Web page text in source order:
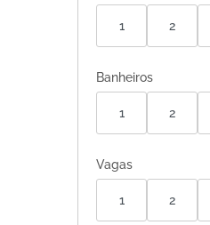
1 2
Banheiros
1 2
Vagas
1 2